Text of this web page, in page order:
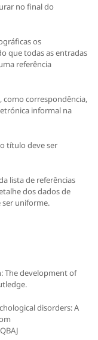
no final do
os
que todas as entradas
referência
como correspondência,
informal na
título deve ser
lista de referências
dos dados de
ser uniforme.
The development of
disorders: A